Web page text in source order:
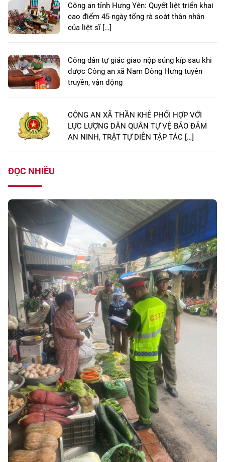
Công an tỉnh Hưng Yên: Quyết liệt triển khai
cao điểm 45 ngày tổng rà soát thân nhân
của liệt sĩ […]
Công dân tự giác giao nộp súng kíp sau khi
được Công an xã Nam Đông Hưng tuyên
truyền, vận động
CÔNG AN XÃ THẦN KHÊ PHỐI HỢP VỚI
LỰC LƯỢNG DÂN QUÂN TỰ VỆ BẢO ĐẢM
AN NINH, TRẬT TỰ DIỄN TẬP TÁC […]
ĐỌC NHIỀU